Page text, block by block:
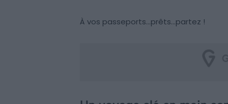
À vos passeports…prêts…partez !